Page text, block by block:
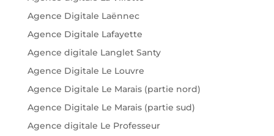
Agence Digitale Laënnec
Agence Digitale Lafayette
Agence digitale Langlet Santy
Agence Digitale Le Louvre
Agence Digitale Le Marais (partie nord)
Agence Digitale Le Marais (partie sud)
Agence digitale Le Professeur